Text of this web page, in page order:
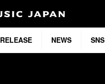
RELEASE NEWS SNS